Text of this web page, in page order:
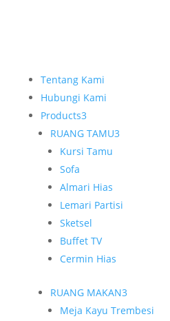
Tentang Kami
Hubungi Kami
Products3
RUANG TAMU3
Kursi Tamu
Sofa
Almari Hias
Lemari Partisi
Sketsel
Buffet TV
Cermin Hias
RUANG MAKAN3
Meja Kayu Trembesi